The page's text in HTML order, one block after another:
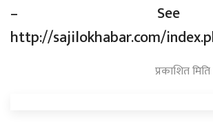
–
http://sajilokhabar.com/
प्रकाशित